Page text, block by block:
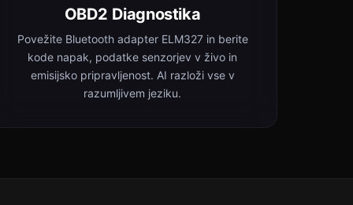
OBD2 Diagnostika
Povežite Bluetooth adapter ELM327 in berite
kode napak, podatke senzorjev v živo in
emisijsko pripravljenost. AI razloži vse v
razumljivem jeziku.